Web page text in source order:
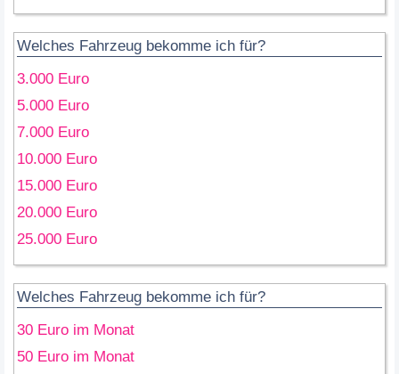
Welches Fahrzeug bekomme ich für?
3.000 Euro
5.000 Euro
7.000 Euro
10.000 Euro
15.000 Euro
20.000 Euro
25.000 Euro
Welches Fahrzeug bekomme ich für?
30 Euro im Monat
50 Euro im Monat